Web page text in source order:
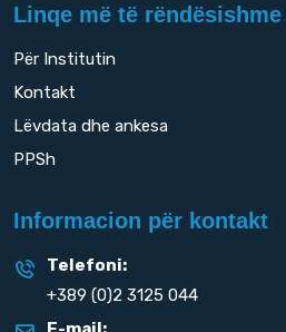
Linqe më të rëndësishme
Për Institutin
Kontakt
Lëvdata dhe ankesa
PPSh
Informacion për kontakt
Telefoni:
+389 (0)2 3125 044